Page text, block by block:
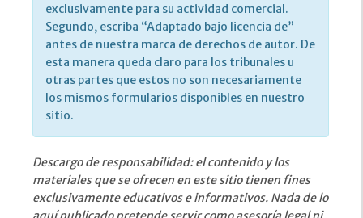
exclusivamente para su actividad comercial.
Segundo, escriba “Adaptado bajo licencia de”
antes de nuestra marca de derechos de autor. De
esta manera queda claro para los tribunales u
otras partes que estos no son necesariamente
los mismos formularios disponibles en nuestro
sitio.
Descargo de responsabilidad: el contenido y los
materiales que se ofrecen en este sitio tienen fines
exclusivamente educativos e informativos. Nada de lo